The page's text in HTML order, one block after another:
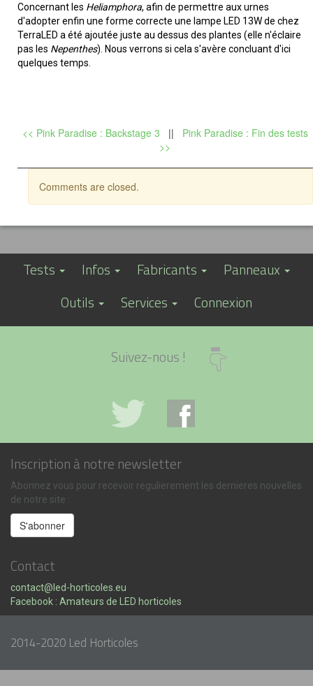
Concernant les Heliamphora, afin de permettre aux urnes
d'adopter enfin une forme correcte une lampe LED 13W de chez
TerraLED a été ajoutée juste au dessus des plantes (elle n'éclaire
pas les Nepenthes). Nous verrons si cela s'avère concluant d'ici
quelques temps.
<< Pink Paradise : Backstage 3 || Pink Paradise : Fin des tests
>>
Comments are closed.
Tests Infos Fabricants
Panneaux
Outils
Services Connexion
Suivez-nous !
Inscription à notre newsletter
Abonnez vous pour recevoir regulierement les dernieres nouvelles
de notre site :
Contact
contact@led-horticoles.eu
Facebook : Amateurs de LED horticoles
2014-2020 Led Horticoles